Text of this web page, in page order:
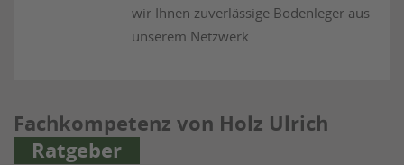
wir Ihnen zuverlässige Bodenleger aus
unserem Netzwerk
Fachkompetenz von Holz Ulrich
Entscheidungshilfen